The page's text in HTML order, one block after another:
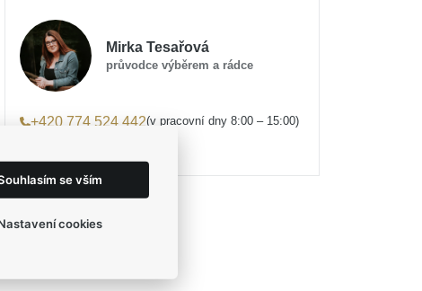
Mirka Tesařová
průvodce výběrem a rádce
+420 774 524 442(v pracovní dny 8:00 – 15:00)
se vším
cookies